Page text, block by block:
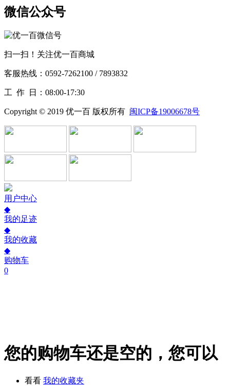
微信公众号
扫一扫！关注优一百商城
客服热线：0592-7262100 / 7893832
工作 日：08:00-17:30
Copyright © 2019 优一百 版权所有 闽ICP备19006678号
用户中心
◆
我的足迹
◆
我的收藏
◆
购物车
0
您的购物车还是空的，您可以
看看 我的收藏夹